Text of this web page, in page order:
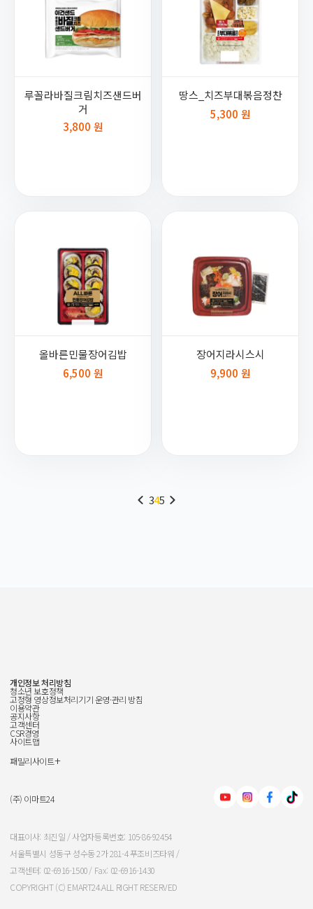
루꼴라바질크림치즈샌드버
거
3,800 원
땅스_치즈부대볶음정찬
5,300 원
올바른민물장어김밥
6,500 원
장어지라시스시
9,900 원
345
개인정보 처리방침
청소년 보호정책
고정형 영상정보처리기기 운영·관리 방침
이용약관
공지사항
고객센터
CSR경영
사이트맵
패밀리사이트+
신세계그룹
신세계백화점
이마트
신세계인터내셔날
신세계푸드
(주) 이마트24
대표이사: 최진일 / 사업자등록번호: 105-86-92454
서울특별시 성동구 성수동 2가 281-4 푸조비즈타워 /
고객센터: 02-6916-1500 / Fax: 02-6916-1430
COPYRIGHT (C) EMART24.ALL RIGHT RESERVED